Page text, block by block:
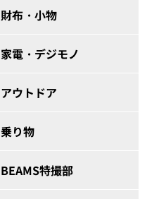
財布・小物
家電・デジモノ
アウトドア
乗り物
BEAMS特撮部